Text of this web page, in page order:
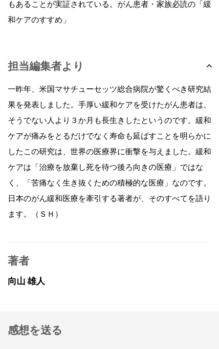
もあることが実証されている。がん患者・家族必読の「緩
和ケアのすすめ」
担当編集者より
一昨年、米国マサチューセッツ総合病院が驚くべき研究結
果を発表しました。手厚い緩和ケアを受けたがん患者は、
そうでない人より３か月も長生きしたというのです。緩和
ケアが痛みをとるだけでなく寿命も延ばすことを明らかに
したこの研究は、世界の医療界に衝撃を与えました。緩和
ケアは「治療を放棄し死を待つ後ろ向きの医療」ではな
く、「苦痛なく生き抜くための積極的な医療」なのです。
日本のがん緩和医療を牽引する著者が、そのすべてを語り
ます。（ＳＨ）
著者
向山 雄人
感想を送る